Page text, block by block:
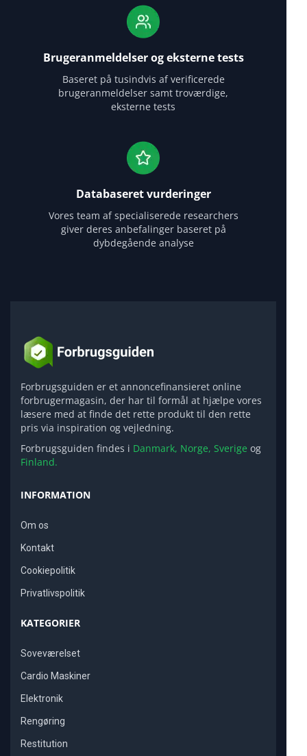
Brugeranmeldelser og eksterne tests
Baseret på tusindvis af verificerede
brugeranmeldelser samt troværdige,
eksterne tests
Databaseret vurderinger
Vores team af specialiserede researchers
giver deres anbefalinger baseret på
dybdegående analyse
Forbrugsguiden er et annoncefinansieret online
forbrugermagasin, der har til formål at hjælpe vores
læsere med at finde det rette produkt til den rette
pris via inspiration og vejledning.
Forbrugsguiden findes i Danmark, Norge, Sverige og
Finland.
INFORMATION
Om os
Kontakt
Cookiepolitik
Privatlivspolitik
KATEGORIER
Soveværelset
Cardio Maskiner
Elektronik
Rengøring
Restitution